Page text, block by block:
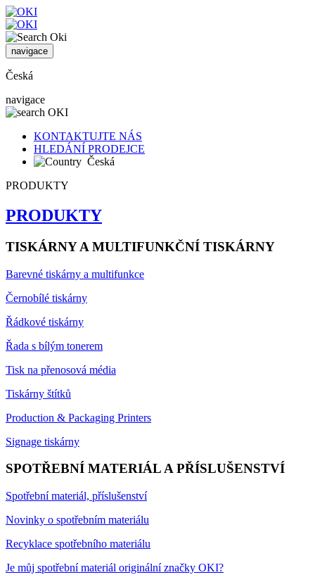
navigace
Česká
navigace
KONTAKTUJTE NÁS
HLEDÁNÍ PRODEJCE
Česká
PRODUKTY
PRODUKTY
TISKÁRNY A MULTIFUNKČNÍ TISKÁRNY
Barevné tiskárny a multifunkce
Černobílé tiskárny
Řádkové tiskárny
Řada s bílým tonerem
Tisk na přenosová média
Tiskárny štítků
Production & Packaging Printers
Signage tiskárny
SPOTŘEBNÍ MATERIÁL A PŘÍSLUŠENSTVÍ
Spotřební materiál, příslušenství
Novinky o spotřebním materiálu
Recyklace spotřebního materiálu
Je můj spotřební materiál originální značky OKI?